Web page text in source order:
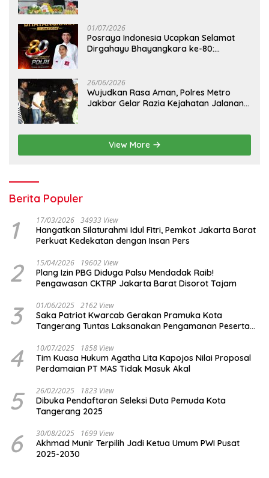
01/07/2026
Posraya Indonesia Ucapkan Selamat
Dirgahayu Bhayangkara ke-80:
26/06/2026
Wujudkan Rasa Aman, Polres Metro
Jakbar Gelar Razia Kejahatan Jalanan
View More
Berita Populer
1 17/03/2026 34933 View
Hangatkan Silaturahmi Idul Fitri, Pemkot Jakarta Barat
Perkuat Kedekatan dengan Insan Pers
2 15/04/2026 19602 View
Plang Izin PBG Diduga Palsu Mendadak Raib!
Pengawasan CKTRP Jakarta Barat Disorot Tajam
3 01/06/2025 2162 View
Saka Patriot Kwarcab Gerakan Pramuka Kota
Tangerang Tuntas Laksanakan Pengamanan Peserta
4 10/07/2025 1858 View
Tim Kuasa Hukum Agatha Lita Kapojos Nilai Proposal
Perdamaian PT MAS Tidak Masuk Akal
5 26/02/2025 1823 View
Dibuka Pendaftaran Seleksi Duta Pemuda Kota
Tangerang 2025
6 30/08/2025 1699 View
Akhmad Munir Terpilih Jadi Ketua Umum PWI Pusat
2025-2030